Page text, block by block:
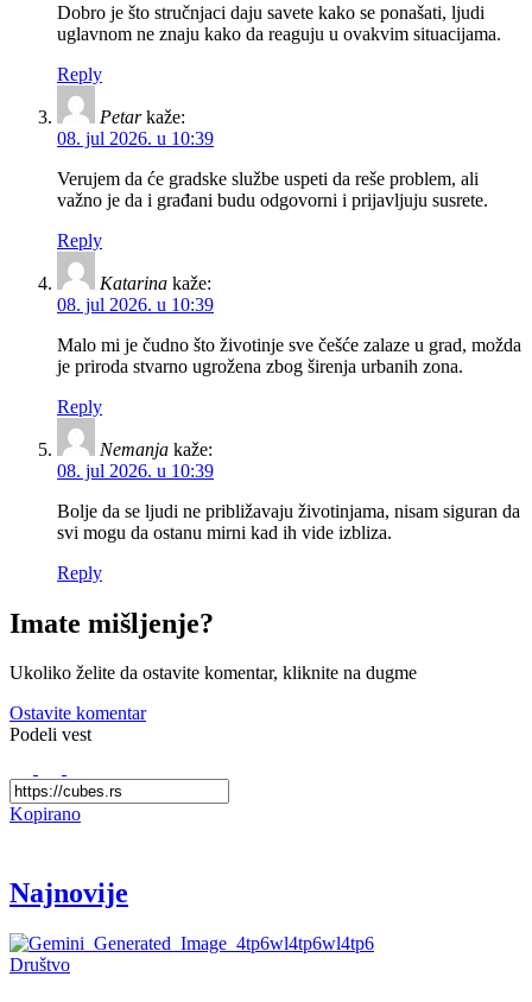
Dobro je što stručnjaci daju savete kako se ponašati, ljudi
uglavnom ne znaju kako da reaguju u ovakvim situacijama.
Reply
Petar kaže:
08. jul 2026. u 10:39
Verujem da će gradske službe uspeti da reše problem, ali
važno je da i građani budu odgovorni i prijavljuju susrete.
Reply
Katarina kaže:
08. jul 2026. u 10:39
Malo mi je čudno što životinje sve češće zalaze u grad, možda
je priroda stvarno ugrožena zbog širenja urbanih zona.
Reply
Nemanja kaže:
08. jul 2026. u 10:39
Bolje da se ljudi ne približavaju životinjama, nisam siguran da
svi mogu da ostanu mirni kad ih vide izbliza.
Reply
Imate mišljenje?
Ukoliko želite da ostavite komentar, kliknite na dugme
Ostavite komentar
Podeli vest
Kopirano
Najnovije
Društvo